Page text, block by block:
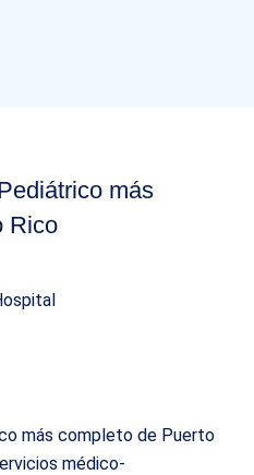
más
Rico
más completo de Puerto
médico-